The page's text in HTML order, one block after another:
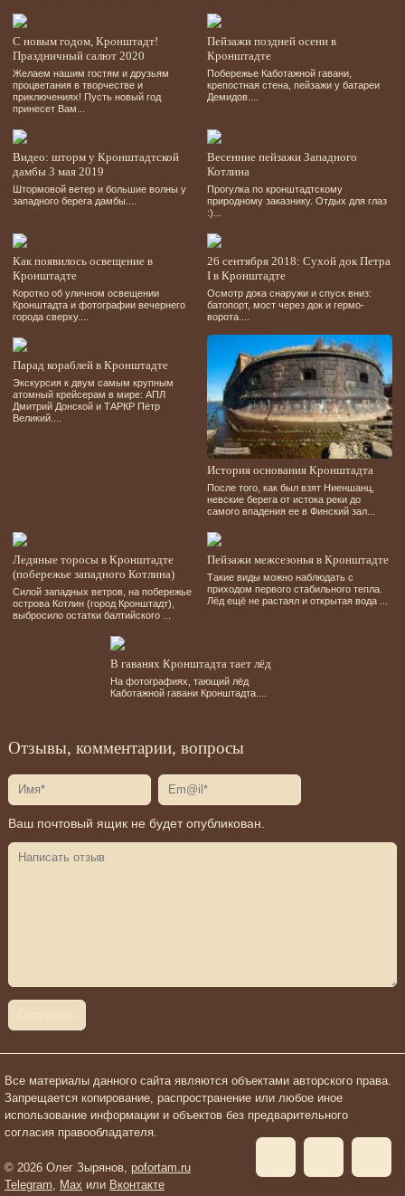
С новым годом, Кронштадт!
Праздничный салют 2020
Желаем нашим гостям и друзьям
процветания в творчестве и
приключениях! Пусть новый год
принесет Вам...
Пейзажи поздней осени в
Кронштадте
Побережье Каботажной гавани,
крепостная стена, пейзажи у батареи
Демидов....
Видео: шторм у Кронштадтской
дамбы 3 мая 2019
Штормовой ветер и большие волны у
западного берега дамбы....
Весенние пейзажи Западного
Котлина
Прогулка по кронштадтскому
природному заказнику. Отдых для глаз
:)...
Как появилось освещение в
Кронштадте
Коротко об уличном освещении
Кронштадта и фотографии вечернего
города сверху....
26 сентября 2018: Сухой док Петра
І в Кронштадте
Осмотр дока снаружи и спуск вниз:
батопорт, мост через док и гермо-
ворота....
Парад кораблей в Кронштадте
Экскурсия к двум самым крупным
атомный крейсерам в мире: АПЛ
Дмитрий Донской и ТАРКР Пётр
Великий....
История основания Кронштадта
После того, как был взят Ниеншанц,
невские берега от истока реки до
самого впадения ее в Финский зал...
Ледяные торосы в Кронштадте
(побережье западного Котлина)
Силой западных ветров, на побережье
острова Котлин (город Кронштадт),
выбросило остатки балтийского ...
Пейзажи межсезонья в Кронштадте
Такие виды можно наблюдать с
приходом первого стабильного тепла.
Лёд ещё не растаял и открытая вода ...
В гаванях Кронштадта тает лёд
На фотографиях, тающий лёд
Каботажной гавани Кронштадта....
Отзывы, комментарии, вопросы
Ваш почтовый ящик не будет опубликован.
Все материалы данного сайта являются объектами авторского права.
Запрещается копирование, распространение или любое иное
использование информации и объектов без предварительного
согласия правообладателя.
© 2026 Олег Зырянов, pofortam.ru
Telegram
Max или Вконтакте